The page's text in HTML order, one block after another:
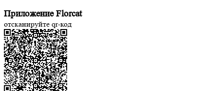
Приложение Florcat
отсканируйте qr-код